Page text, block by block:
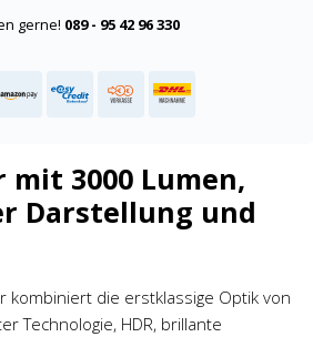
gerne! 089 - 95 42 96 330
mit 3000 Lumen,
Darstellung und
kombiniert die erstklassige Optik von
Technologie, HDR, brillante